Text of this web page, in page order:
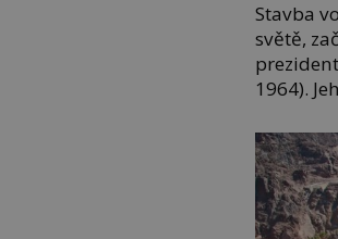
Stavba
světě,
1964).